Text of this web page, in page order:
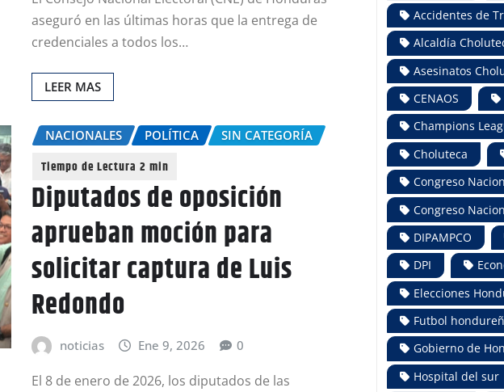
aseguró en las últimas horas que la entrega de
credenciales a todos los…
LEER MAS
NACIONALES POLÍTICA SIN CATEGORÍA
Diputados de oposición
aprueban moción para
solicitar captura de Luis
Redondo
noticias Ene 9, 2026 0
El 8 de enero de 2026, los diputados de las
Accidentes de
Alcaldía
Asesinatos
CENAOS
Champions
Choluteca
Congreso
Congreso
DIPAMPCO
DPI
Elecciones
Futbol
Gobierno de
Hospital del sur